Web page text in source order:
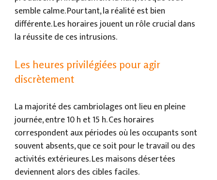
semble calme. Pourtant, la réalité est bien
différente. Les horaires jouent un rôle crucial dans
la réussite de ces intrusions.
Les heures privilégiées pour agir
discrètement
La majorité des cambriolages ont lieu en pleine
journée, entre 10 h et 15 h. Ces horaires
correspondent aux périodes où les occupants sont
souvent absents, que ce soit pour le travail ou des
activités extérieures. Les maisons désertées
deviennent alors des cibles faciles.